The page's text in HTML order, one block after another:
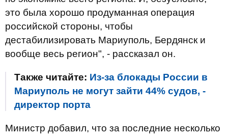
это была хорошо продуманная операция
российской стороны, чтобы
дестабилизировать Мариуполь, Бердянск и
вообще весь регион", - рассказал он.
Также читайте: Из-за блокады России в
Мариуполь не могут зайти 44% судов, -
директор порта
Министр добавил, что за последние несколько